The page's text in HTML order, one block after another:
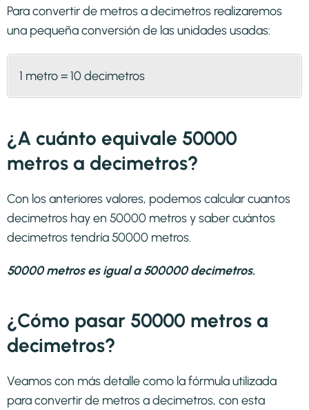
Para convertir de metros a decimetros realizaremos
una pequeña conversión de las unidades usadas:
1 metro = 10 decimetros
¿A cuánto equivale 50000
metros a decimetros?
Con los anteriores valores, podemos calcular cuantos
decimetros hay en 50000 metros y saber cuántos
decimetros tendría 50000 metros.
50000 metros es igual a 500000 decimetros.
¿Cómo pasar 50000 metros a
decimetros?
Veamos con más detalle como la fórmula utilizada
para convertir de metros a decimetros, con esta